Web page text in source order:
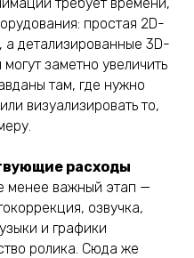
простая 2D-
а детализированные 3D-
заметно увеличить
там, где нужно
визуализировать то,
расходы
менее важный этап —
озвучка,
и графики
ролика. Сюда же